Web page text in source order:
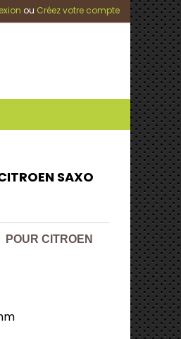
ou Créez votre compte
SAXO
CITROEN